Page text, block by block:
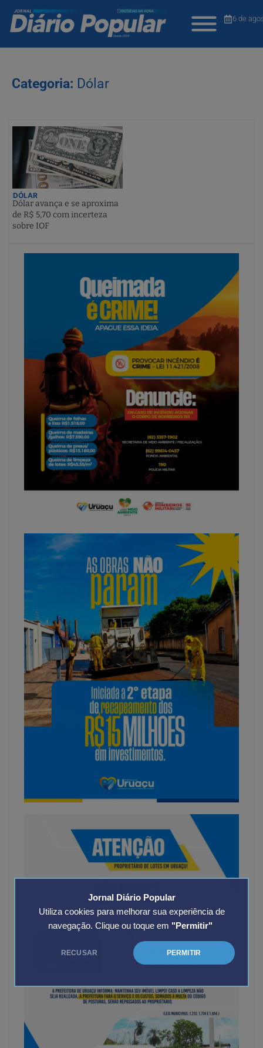
Jornal Diário Popular
Utiliza cookies para melhorar sua experiência de
navegação. Clique ou toque em "Permitir"
RECUSAR PERMITIR
6 de
Categoria: Dólar
DÓLAR
Dólar avança e se aproxima
de R$ 5,70 com incerteza
sobre IOF